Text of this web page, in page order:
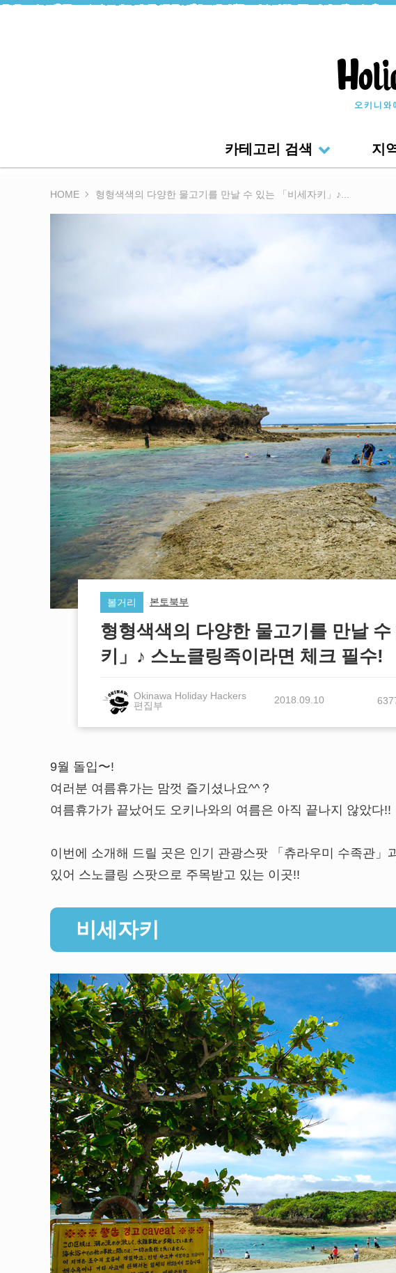
카테고리 검색 지
HOME 형형색색의 다양한 물고기를 만날 수 있는 「비세자키」♪...
볼거리 본토북부
형형색색의 다양한 물고기를 만날
키」♪ 스노클링족이라면 체크 필수!
Okinawa Holiday Hackers
편집부
2018.09.10
9월 돌입〜!
여러분 여름휴가는 맘껏 즐기셨나요^^？
여름휴가가 끝났어도 오키나와의 여름은 아직 끝나지 않았다!!
이번에 소개해 드릴 곳은 인기 관광스팟 「츄라우미 수족관」
있어 스노클링 스팟으로 주목받고 있는 이곳!!
비세자키